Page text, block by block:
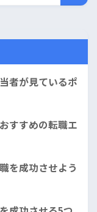
者が見ているポ
すすめの転職エ
を成功させよう